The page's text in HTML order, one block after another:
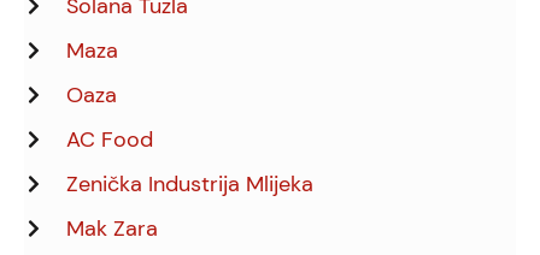
Solana Tuzla
Maza
Oaza
AC Food
Zenička Industrija Mlijeka
Mak Zara